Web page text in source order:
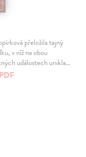
přeložila tajný
v níž na obou
událostech unikla…
PDF